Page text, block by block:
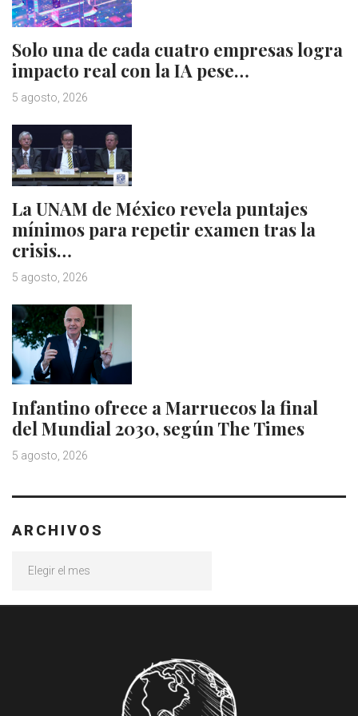
Solo una de cada cuatro empresas logra
impacto real con la IA pese…
5 agosto, 2026
La UNAM de México revela puntajes
mínimos para repetir examen tras la
crisis…
5 agosto, 2026
Infantino ofrece a Marruecos la final
del Mundial 2030, según The Times
5 agosto, 2026
ARCHIVOS